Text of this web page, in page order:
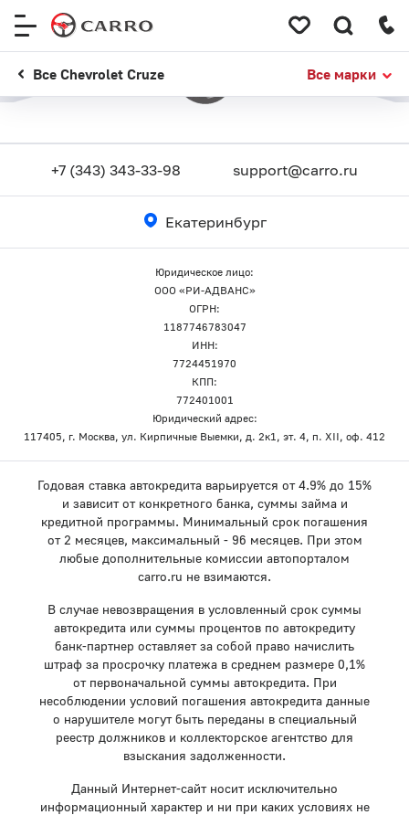
Все Chevrolet Cruze Все марки
+7 (343) 343-33-98 support@carro.ru
Екатеринбург
Юридическое лицо:
ООО «РИ-АДВАНС»
ОГРН:
1187746783047
ИНН:
7724451970
КПП:
772401001
Юридический адрес:
117405, г. Москва, ул. Кирпичные Выемки, д. 2к1, эт. 4, п. XII, оф. 412
Годовая ставка автокредита варьируется от 4.9% до 15%
и зависит от конкретного банка, суммы займа и
кредитной программы. Минимальный срок погашения
от 2 месяцев, максимальный - 96 месяцев. При этом
любые дополнительные комиссии автопорталом
carro.ru не взимаются.
В случае невозвращения в условленный срок суммы
автокредита или суммы процентов по автокредиту
банк-партнер оставляет за собой право начислить
штраф за просрочку платежа в среднем размере 0,1%
от первоначальной суммы автокредита. При
несоблюдении условий погашения автокредита данные
о нарушителе могут быть переданы в специальный
реестр должников и коллекторское агентство для
взыскания задолженности.
Данный Интернет-сайт носит исключительно
информационный характер и ни при каких условиях не